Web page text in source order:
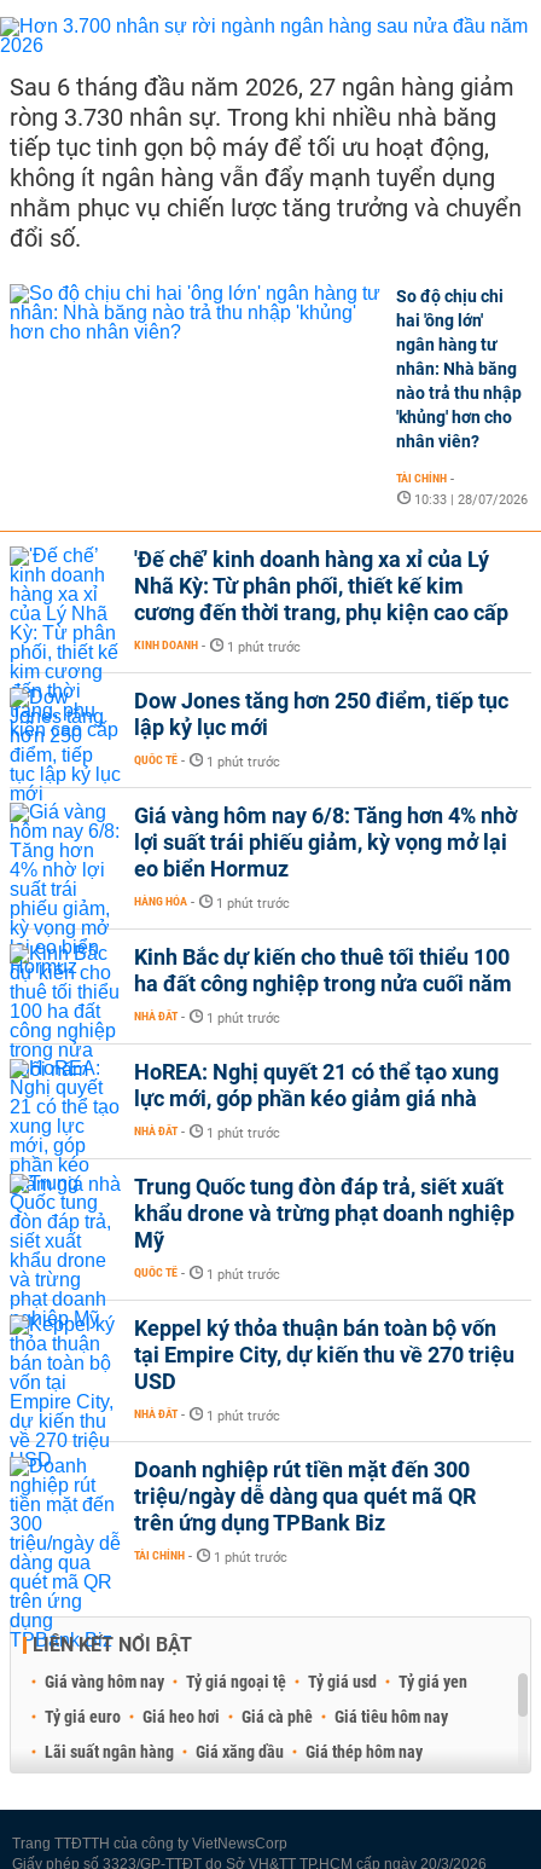
Sau 6 tháng đầu năm 2026, 27 ngân hàng giảm
ròng 3.730 nhân sự. Trong khi nhiều nhà băng
tiếp tục tinh gọn bộ máy để tối ưu hoạt động,
không ít ngân hàng vẫn đẩy mạnh tuyển dụng
nhằm phục vụ chiến lược tăng trưởng và chuyển
đổi số.
So độ chịu chi
hai 'ông lớn'
ngân hàng tư
nhân: Nhà băng
nào trả thu nhập
'khủng' hơn cho
nhân viên?
TÀI CHÍNH -
10:33 | 28/07/2026
'Đế chế’ kinh doanh hàng xa xỉ của Lý
Nhã Kỳ: Từ phân phối, thiết kế kim
cương đến thời trang, phụ kiện cao cấp
KINH DOANH - 1 phút trước
Dow Jones tăng hơn 250 điểm, tiếp tục
lập kỷ lục mới
QUỐC TẾ - 1 phút trước
Giá vàng hôm nay 6/8: Tăng hơn 4% nhờ
lợi suất trái phiếu giảm, kỳ vọng mở lại
eo biển Hormuz
HÀNG HÓA - 1 phút trước
Kinh Bắc dự kiến cho thuê tối thiểu 100
ha đất công nghiệp trong nửa cuối năm
NHÀ ĐẤT - 1 phút trước
HoREA: Nghị quyết 21 có thể tạo xung
lực mới, góp phần kéo giảm giá nhà
NHÀ ĐẤT - 1 phút trước
Trung Quốc tung đòn đáp trả, siết xuất
khẩu drone và trừng phạt doanh nghiệp
Mỹ
QUỐC TẾ - 1 phút trước
Keppel ký thỏa thuận bán toàn bộ vốn
tại Empire City, dự kiến thu về 270 triệu
USD
NHÀ ĐẤT - 1 phút trước
Doanh nghiệp rút tiền mặt đến 300
triệu/ngày dễ dàng qua quét mã QR
trên ứng dụng TPBank Biz
TÀI CHÍNH - 1 phút trước
LIÊN KẾT NỔI BẬT
Giá vàng hôm nay Tỷ giá ngoại tệ Tỷ giá usd
Tỷ giá yen
Tỷ giá euro
Giá heo hơi Giá cà phê
Giá tiêu hôm nay
Lãi suất ngân hàng
Giá xăng dầu
Giá thép hôm nay
Trang TTĐTTH của công ty VietNewsCorp
Giấy phép số 3323/GP-TTĐT do Sở VH&TT TP.HCM cấp ngày 20/3/2026